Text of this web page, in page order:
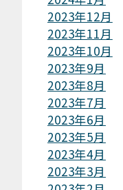
2023年12月
2023年11月
2023年10月
2023年9月
2023年8月
2023年7月
2023年6月
2023年5月
2023年4月
2023年3月